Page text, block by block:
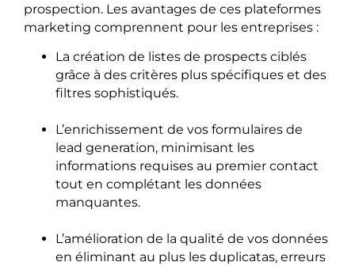
prospection. Les avantages de ces plateformes
marketing comprennent pour les entreprises :
La création de listes de prospects ciblés
grâce à des critères plus spécifiques et des
filtres sophistiqués.
L’enrichissement de vos formulaires de
lead generation, minimisant les
informations requises au premier contact
tout en complétant les données
manquantes.
L’amélioration de la qualité de vos données
en éliminant au plus les duplicatas, erreurs